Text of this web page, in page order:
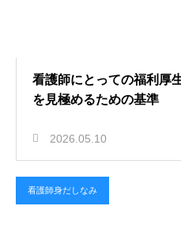
看護師にとっての福利厚
を見極めるための基準
2026.05.10
看護師身だしなみ